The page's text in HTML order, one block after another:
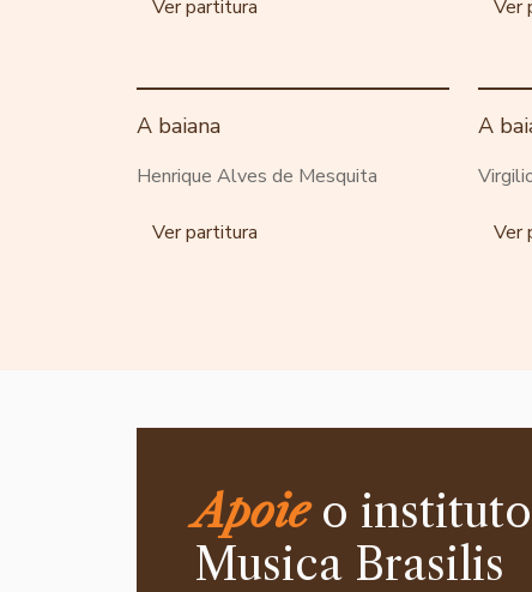
Ver partitura Ver
A baiana
Henrique Alves de Mesquita
Ver partitura
A
Ver
Apoieo instituto
Musica Brasilis